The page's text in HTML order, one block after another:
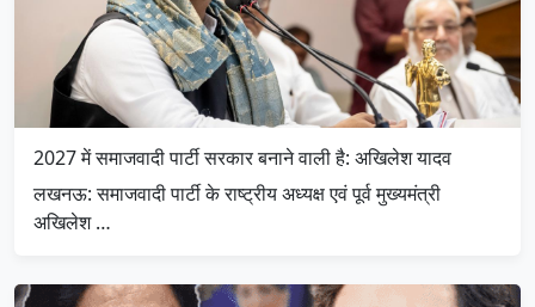
2027 में समाजवादी पार्टी सरकार बनाने वाली है: अखिलेश यादव
लखनऊ: समाजवादी पार्टी के राष्ट्रीय अध्यक्ष एवं पूर्व मुख्यमंत्री
अखिलेश …